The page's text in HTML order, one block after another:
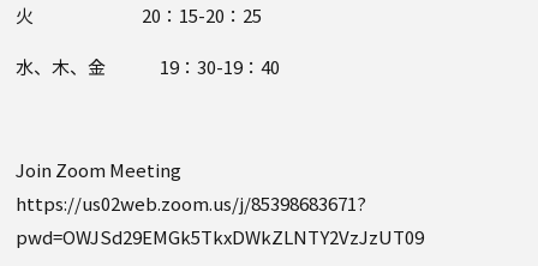
火 20：15-20：25
水、木、金 19：30-19：40
Join Zoom Meeting
https://us02web.zoom.us/j/85398683671?
pwd=OWJSd29EMGk5TkxDWkZLNTY2VzJzUT09